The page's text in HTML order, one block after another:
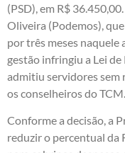
(PSD), em R$
Oliveira (Podemos),
por três meses naquele
gestão infringiu a Lei de
admitiu servidores sem
os conselheiros do TCM.
Conforme a decisão, a
reduzir o percentual da